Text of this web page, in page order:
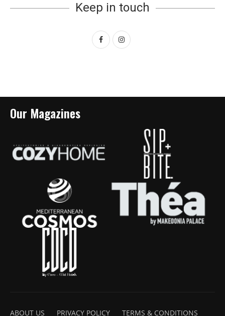
Keep in touch
Our Magazines
ABOUT US PRIVACY POLICY TERMS & CONDITIONS